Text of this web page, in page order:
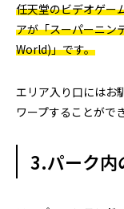
任天堂のビデオゲー
アが「スーパーニ
World)」です。
エリア入り口にはお
ワープすることがで
3.パーク内